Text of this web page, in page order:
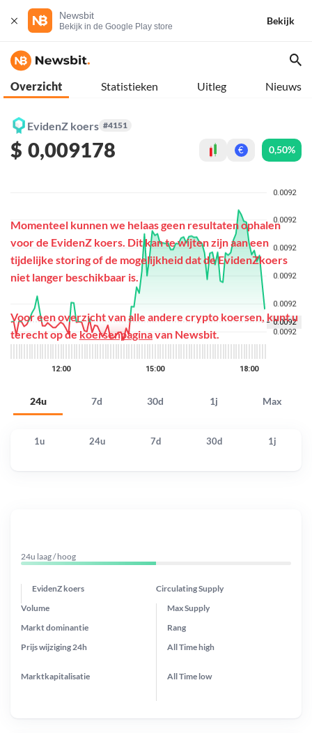
Newsbit
Bekijk in de Google Play store
Bekijk
Overzicht Statistieken Uitleg Nieuws
EvidenZ koers #4151
$ 0,009178 € 0,50%
24u 7d 30d 1j Max
Momenteel kunnen we helaas geen resultaten ophalen
voor de EvidenZ koers. Dit kan te wijten zijn aan een
tijdelijke storing of de mogelijkheid dat de EvidenZkoers
niet langer beschikbaar is.
Voor een overzicht van alle andere crypto koersen, kunt u
terecht op de koersenpaginavan Newsbit.
1u 24u 7d 30d 1j
24u laag / hoog
EvidenZ koers Circulating Supply
Prijs wijziging 24h
Max Supply
Markt dominantie
Marktkapitalisatie
Volume
Rang
All Timehigh
All Time low